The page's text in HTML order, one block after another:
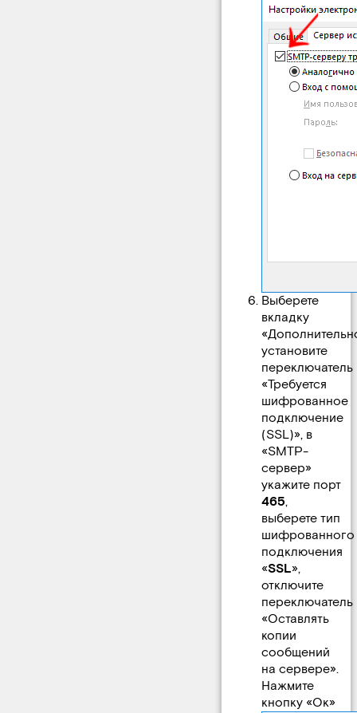
Выберете
вкладку
установите
переключатель
«Требуется
шифрованное
подключение
(SSL)», в
«SMTP-
сервер»
укажите порт
465,
выберете тип
шифрованного
подключения
«SSL»,
отключите
переключатель
«Оставлять
копии
сообщений
на сервере».
Нажмите
кнопку «Ок»